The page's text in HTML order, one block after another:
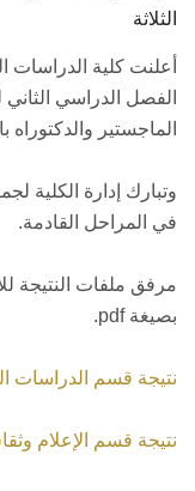
الثلاثة
أعلنت كلية الدراسات
الماجستير والدكتوراه
وتبارك إدارة الكلية
في المراحل القادمة.
مرفق ملفات النتيجة
بصيغة pdf.
نتيجة قسم الدراسات
نتيجة قسم الإعلام